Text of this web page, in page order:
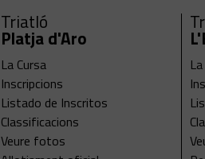
Triatló
Platja d'Aro
La Cursa
Inscripcions
Listado de Inscritos
Classificacions
Veure fotos